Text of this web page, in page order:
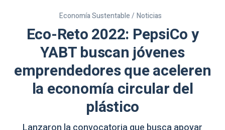
Economía Sustentable / Noticias
Eco-Reto 2022: PepsiCo y
YABT buscan jóvenes
emprendedores que aceleren
la economía circular del
plástico